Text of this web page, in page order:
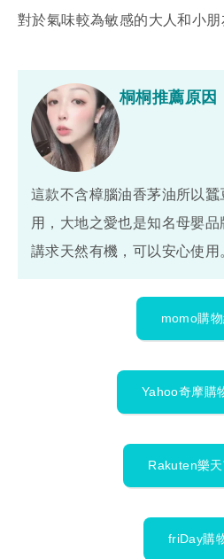
對於氣味較為敏感的大人和小朋
桐桐推薦原因
這款不含樟腦油香茅油所以
用，大地之愛也是知名母嬰
講求天然有機，可以安心使用
momo購
Yahoo奇摩購
Rakuten樂
friDay購